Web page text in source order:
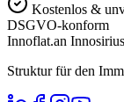
Kostenlos &
DSGVO-konform
Innoflat.an
Struktur für den